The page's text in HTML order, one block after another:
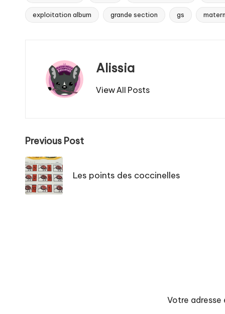
Tags:
exploitation album grande section gs
Alissia
View All Posts
Post
navigation
Previous Post
Les points des coccinelles
Votre adresse